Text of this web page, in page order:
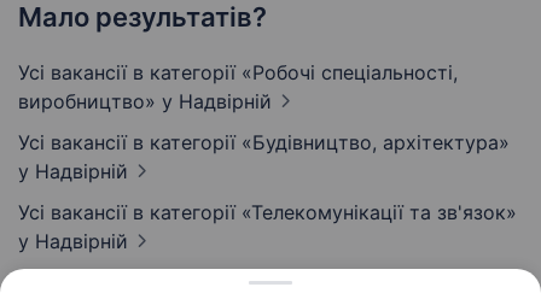
Мало результатів?
Усі вакансії в категорії «Робочі спеціальності,
виробництво» у Надвірній
Усі вакансії в категорії «Будівництво, архітектура»
у Надвірній
Усі вакансії в категорії «Телекомунікації та зв'язок»
у Надвірній